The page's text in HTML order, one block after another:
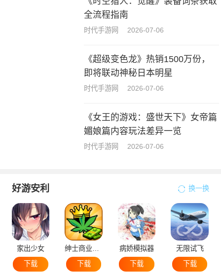
全流程指南
时代手游网 2026-07-06
《超级变色龙》热销1500万份，
即将联动神秘日本明星
时代手游网 2026-07-06
《女王的游戏：盛世天下》女帝篇
媚娘篇内容玩法差异一览
时代手游网 2026-07-06
好游安利 换一换
家出少女
下载
下载
病娇模拟器
下载
无限试飞
下载